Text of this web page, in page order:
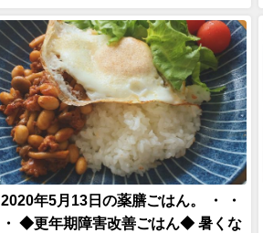
2020年5月13日の薬膳ごはん。 ・ ・
・ ◆更年期障害改善ごはん◆ 暑くな